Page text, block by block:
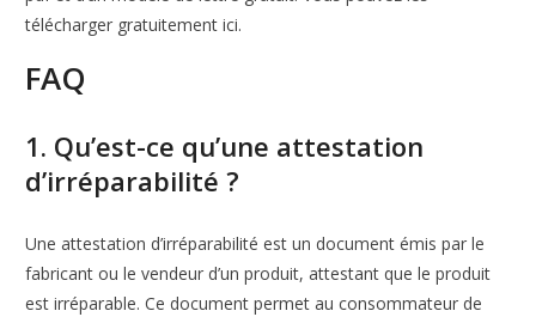
télécharger gratuitement ici.
FAQ
1. Qu’est-ce qu’une attestation
d’irréparabilité ?
Une attestation d’irréparabilité est un document émis par le
fabricant ou le vendeur d’un produit, attestant que le produit
est irréparable. Ce document permet au consommateur de